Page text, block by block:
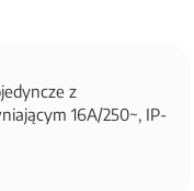
z
16A/250~, IP-